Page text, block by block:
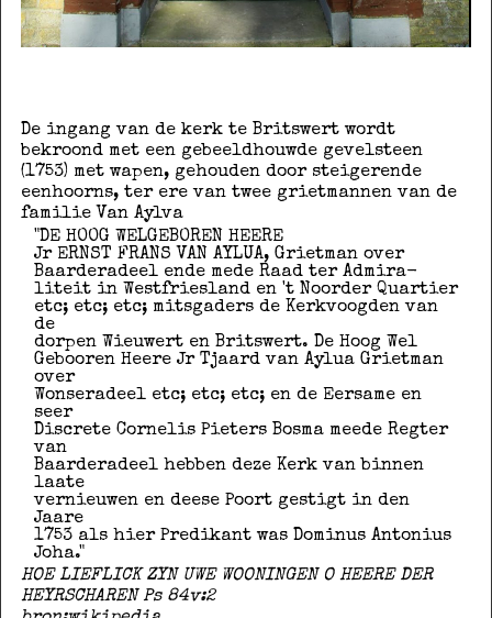
De ingang van de kerk te Britswert wordt
bekroond met een gebeeldhouwde gevelsteen
(1753) met wapen, gehouden door steigerende
eenhoorns, ter ere van twee grietmannen van de
familie Van Aylva
"DE HOOG WELGEBOREN HEERE
Jr ERNST FRANS VAN AYLUA, Grietman over
Baarderadeel ende mede Raad ter Admira-
liteit in Westfriesland en 't Noorder Quartier
etc; etc; etc; mitsgaders de Kerkvoogden van
de
dorpen Wieuwert en Britswert. De Hoog Wel
Gebooren Heere Jr Tjaard van Aylua Grietman
over
Wonseradeel etc; etc; etc; en de Eersame en
seer
Discrete Cornelis Pieters Bosma meede Regter
van
Baarderadeel hebben deze Kerk van binnen
laate
vernieuwen en deese Poort gestigt in den
Jaare
1753 als hier Predikant was Dominus Antonius
Joha."
HOE LIEFLICK ZYN UWE WOONINGEN O HEERE DER
HEYRSCHAREN Ps 84v:2